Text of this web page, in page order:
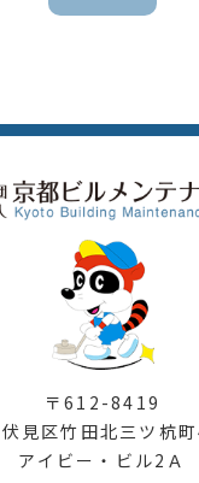
〒612-8419
見区竹田北三ツ杭
アイビー・ビル2Ａ